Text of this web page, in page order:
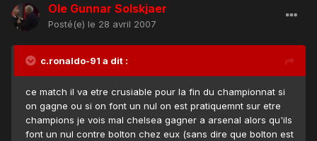
Ole Gunnar Solskjaer
Posté(e) le 28 avril 2007
c.ronaldo-91 a dit :
ce match il va etre crusiable pour la fin du championnat si
on gagne ou si on font un nul on est pratiquemnt sur etre
champions je vois mal chelsea gagner a arsenal alors qu'ils
font un nul contre bolton chez eux (sans dire que bolton est